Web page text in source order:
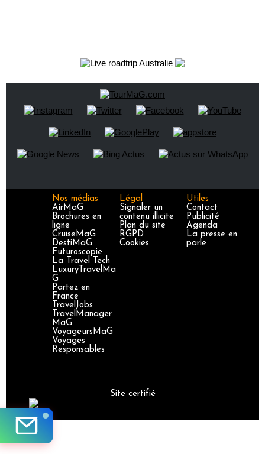
Nos médias
AirMaG
Brochures en
ligne
CruiseMaG
DestiMaG
Futuroscopie
La Travel Tech
LuxuryTravelMa
G
Partez en
France
TravelJobs
TravelManager
MaG
VoyageursMaG
Voyages
Responsables
Légal
Signaler un
contenu illicite
Plan du site
RGPD
Cookies
Utiles
Contact
Publicité
Agenda
La presse en
parle
Site certifié